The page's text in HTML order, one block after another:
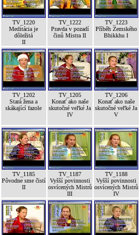
TV_1220
Meditácia je
dôležitá
II
TV_1222
Pravda v pozadí
činů Mistra II
TV_1223
Příběh Zemského
Bhikkhu I
TV_1202
Stará žena a
skákající fazole
TV_1205
Konať ako naše
skutočné veľké Ja
IV
TV_1206
Konať ako naše
skutočné veľké Ja
V
TV_1185
Pôvodne sme čistí
II
TV_1187
Vyšší povinnosti
osvícených Mistrů
III
TV_1188
Vyšší povinnosti
osvícených Mistrů
IV